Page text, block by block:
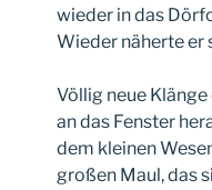
wieder in das
Wieder näherte er
Völlig neue
an das Fenster
dem kleinen
großen Maul, das